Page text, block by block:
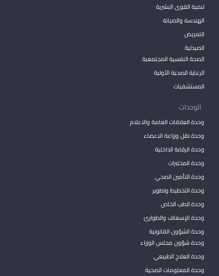
تنمية القوى البشرية
الهندسة والصيانة
التمريض
الصيدلية
الصحة النفسية المجتمعية
الرعاية الصحية الأولية
المستشفيات
الوحدات
وحدة العلاقات العامة والاعلام
وحدة نقل وزراعة الاعضاء
وحدة الرقابة الداخلية
وحدة المختبرات
وحدة التأمين الصحي
وحدة التخطيط وتطوير
وحدة الطب الخاص
وحدة الإسعاف والطوارئ
وحدة الشؤون القانونية
وحدة شؤون مجلس الوزراء
وحدة العلاج الطبيعي
وحدة المعلومات الصحية